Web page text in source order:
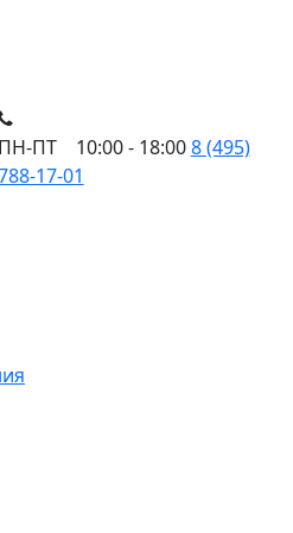
ПН-ПТ 10:00 - 18:008 (495)
17-01